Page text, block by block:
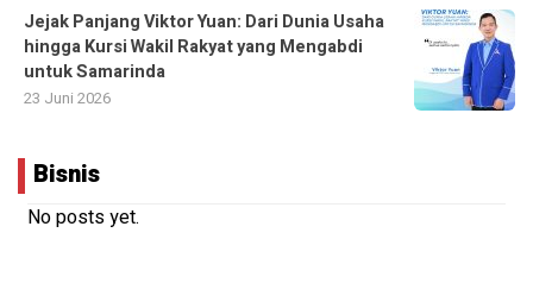
Jejak Panjang Viktor Yuan: Dari Dunia Usaha
hingga Kursi Wakil Rakyat yang Mengabdi
untuk Samarinda
23 Juni 2026
Bisnis
No posts yet.